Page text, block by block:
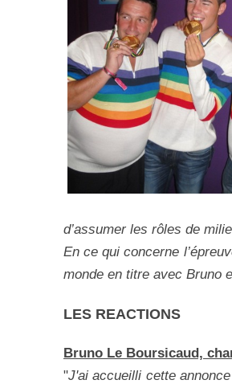
d’assumer les rôles de
En ce qui concerne
monde en titre avec Bruno
LES REACTIONS
Bruno Le Boursicaud,
"J'ai accueilli cette